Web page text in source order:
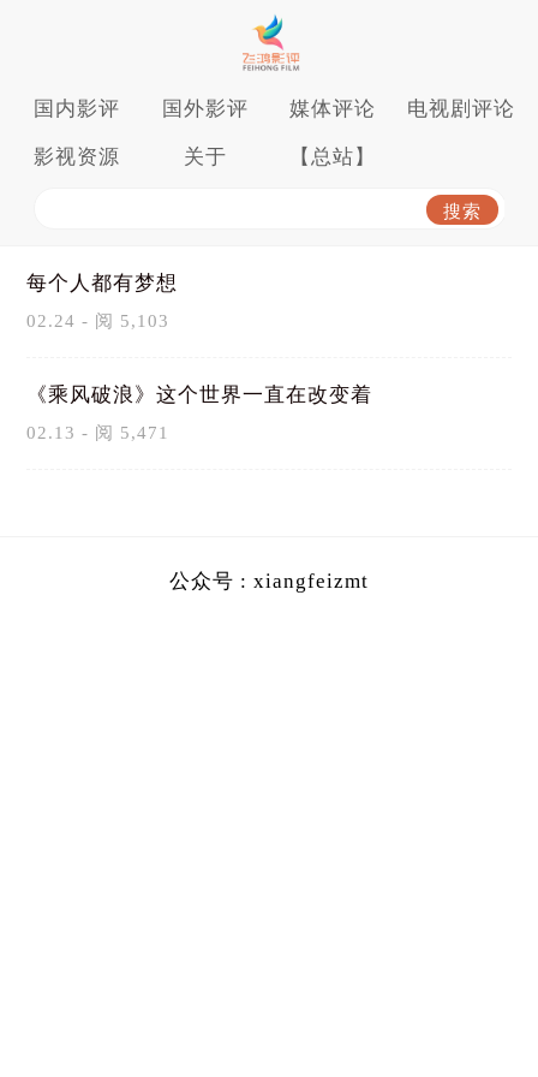
国内影评 国外影评 媒体评论 电视剧评论
影视资源 关于 【总站】
每个人都有梦想
02.24 - 阅 5,103
《乘风破浪》这个世界一直在改变着
02.13 - 阅 5,471
公众号 : xiangfeizmt